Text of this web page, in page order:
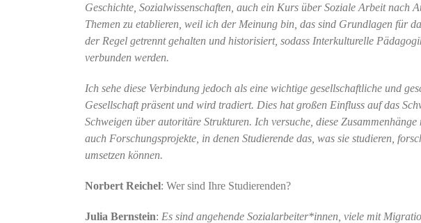
Geschichte, Sozialwissenschaften, auch ein Kurs über Soziale Arbeit nach
Themen zu etablieren, weil ich der Meinung bin, das sind Grundlagen für
der Regel getrennt gehalten und historisiert, sodass Interkulturelle
verbunden werden.
Ich sehe diese Verbindung jedoch als eine wichtige gesellschaftliche und
Gesellschaft präsent und wird tradiert. Dies hat großen Einfluss auf das
Schweigen über autoritäre Strukturen. Ich versuche, diese
auch Forschungsprojekte, in denen Studierende das, was sie studieren,
umsetzen können.
Norbert Reichel: Wer sind Ihre Studierenden?
Julia Bernstein: Es sind angehende Sozialarbeiter*innen, viele mit